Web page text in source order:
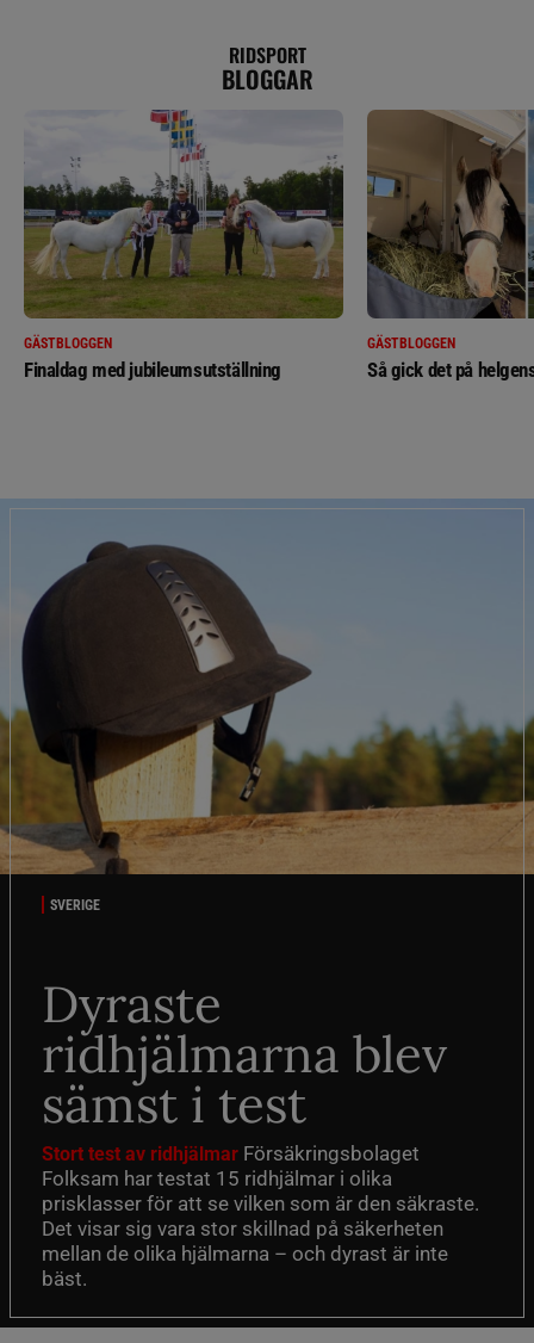
RIDSPORT
BLOGGAR
GÄSTBLOGGEN
Finaldag med jubileumsutställning
GÄSTBLOGGEN
Så gick det på
SVERIGE
Dyraste
ridhjälmarna blev
sämst i test
Stort test av ridhjälmar Försäkringsbolaget
Folksam har testat 15 ridhjälmar i olika
prisklasser för att se vilken som är den säkraste.
Det visar sig vara stor skillnad på säkerheten
mellan de olika hjälmarna – och dyrast är inte
bäst.